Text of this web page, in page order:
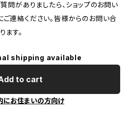
問がありましたら、ショップのお問い
連絡ください。皆様からのお問い合
ます。
shipping available
to cart
にお住まいの方向け